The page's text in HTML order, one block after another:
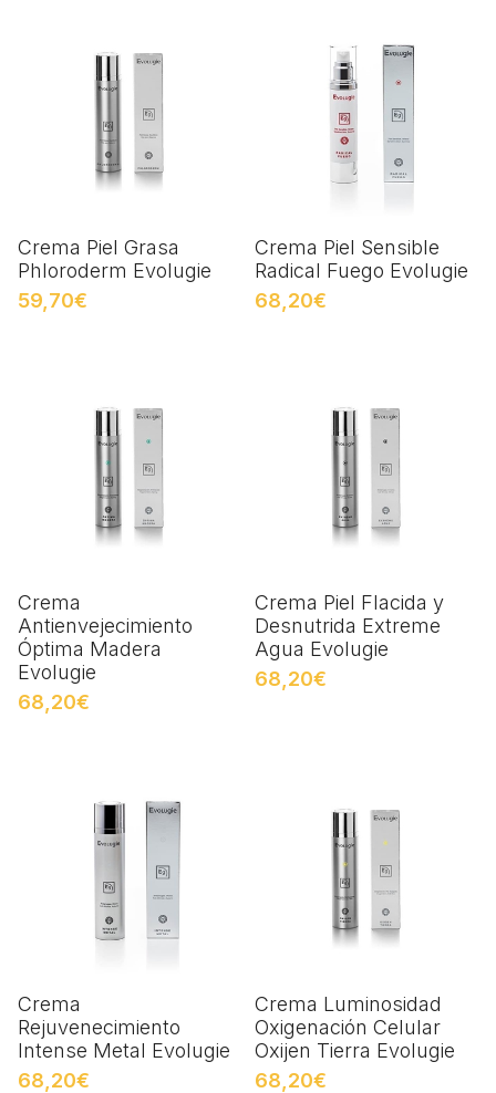
Crema Piel Grasa
Phloroderm Evolugie
59,70€
Crema Piel Sensible
Radical Fuego Evolugie
68,20€
Crema
Antienvejecimiento
Óptima Madera
Evolugie
68,20€
Crema Piel Flacida y
Desnutrida Extreme
Agua Evolugie
68,20€
Crema
Rejuvenecimiento
Intense Metal Evolugie
68,20€
Crema Luminosidad
Oxigenación Celular
Oxijen Tierra Evolugie
68,20€